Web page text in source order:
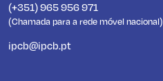
(+351) 965 956 971
(Chamada para a rede móvel nacional)
ipcb@ipcb.pt